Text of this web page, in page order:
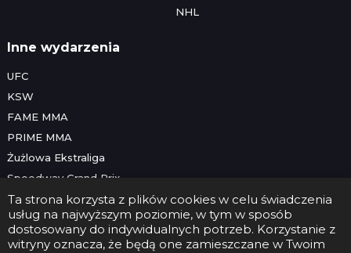
Ta strona korzysta z plików cookies w celu świadczenia
usług na najwyższym poziomie, w tym w sposób
dostosowany do indywidualnych potrzeb. Korzystanie z
witryny oznacza, że będą one zamieszczane w Twoim
NHL
Inne wydarzenia
UFC
KSW
FAME MMA
PRIME MMA
Żużlowa Ekstraliga
Speedway Grand Prix
Skoki narciarskie
Copyright © 2026 Futbolwtv.pl